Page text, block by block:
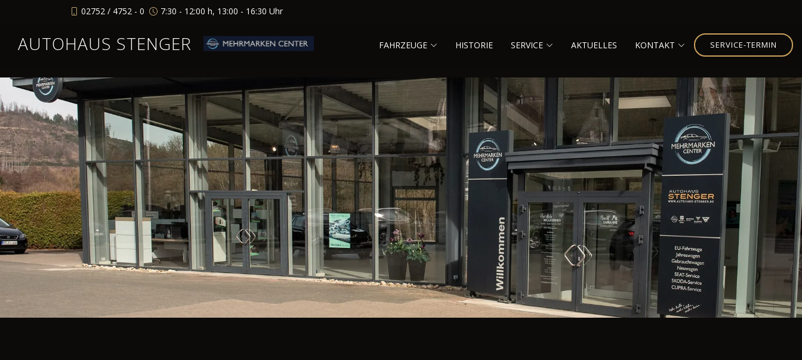
02752 / 4752 - 0 7:30 - 12:00 h, 13:00 - 16:30 Uhr
AUTOHAUS STENGER FAHRZEUGE HISTORIE SERVICE AKTUELLES KONTAKT SERVICE-TERMIN